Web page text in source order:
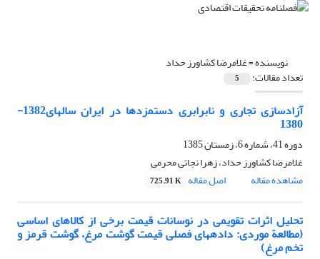
نویسنده =غلامرضا کشاورز حداد
تعداد مقالات: 5
آزادسازی تجاری و نابرابری دستمزدها در ایران سال‎های1382-
1380
دوره 41، شماره 6، زمستان 1385
غلامرضا کشاورز حداد، زهرا نجاتی محرمی
مشاهده مقاله
اصل مقاله 725.91 K
تحلیل اثرات تقویمی در نوسانات قیمت برخی از کالاهای اساسی
(مطالعة موردی: داده‎های فصلی قیمت گوشت مرغ، گوشت قرمز و
تخم مرغ)